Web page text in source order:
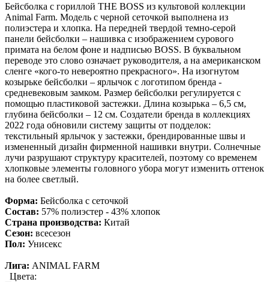
Бейсболка с гориллой THE BOSS из культовой коллекции
Animal Farm. Модель с черной сеточкой выполнена из
полиэстера и хлопка. На передней твердой темно-серой
панели бейсболки – нашивка с изображением сурового
примата на белом фоне и надписью BOSS. В буквальном
переводе это слово означает руководителя, а на американском
сленге «кого-то невероятно прекрасного». На изогнутом
козырьке бейсболки – ярлычок с логотипом бренда -
средневековым замком. Размер бейсболки регулируется с
помощью пластиковой застежки. Длина козырька – 6,5 см,
глубина бейсболки – 12 см. Создатели бренда в коллекциях
2022 года обновили систему защиты от подделок:
текстильный ярлычок у застежки, брендированные швы и
измененный дизайн фирменной нашивки внутри. Солнечные
лучи разрушают структуру красителей, поэтому со временем
хлопковые элементы головного убора могут изменить оттенок
на более светлый.
Форма: Бейсболка с сеточкой
Состав: 57% полиэстер - 43% хлопок
Страна производства: Китай
Сезон: всесезон
Пол: Унисекс
Лига: ANIMAL FARM
Цвета: